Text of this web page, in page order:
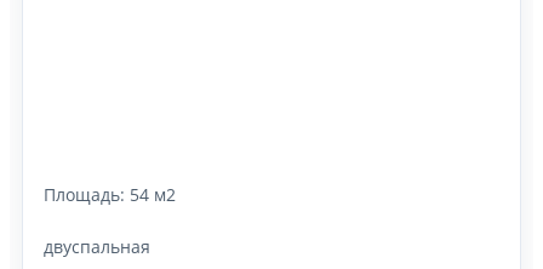
Площадь: 54 м2
двуспальная